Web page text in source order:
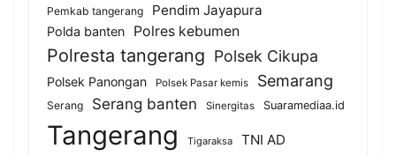
Pemkab tangerang
Pendim Jayapura
Polda banten Polres kebumen
Polresta tangerang Polsek Cikupa
Polsek Panongan Polsek Pasar kemis Semarang
Serang Serang banten Sinergitas Suaramediaa.id
Tangerang Tigaraksa
TNI AD